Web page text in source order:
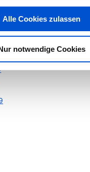
Alle Cookies zulassen
notwendige Cookies